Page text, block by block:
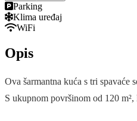
Parking
Klima uređaj
WiFi
Opis
Ova šarmantna kuća s tri spavaće
S ukupnom površinom od 120